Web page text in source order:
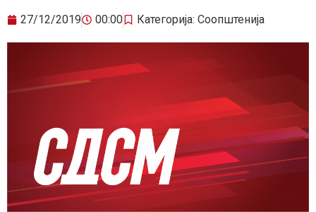
27/12/2019 00:00 Категорија: Соопштенија